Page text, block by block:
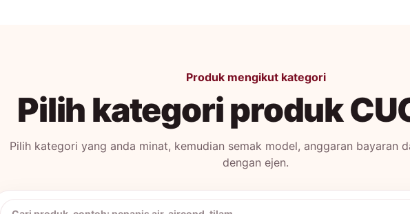
Produk mengikut kategori
Pilih kategori produk
Pilih kategori yang anda minat, kemudian semak model, anggaran bayaran
dengan ejen.
Cari produk CUCKOO